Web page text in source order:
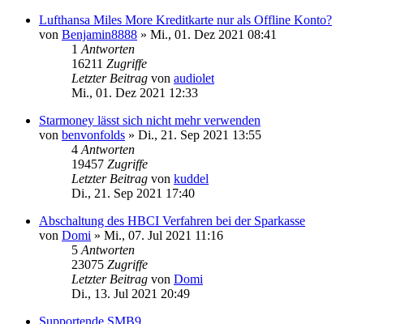
Lufthansa Miles More Kreditkarte nur als Offline Konto?
von Benjamin8888 » Mi., 01. Dez 2021 08:41
1 Antworten
16211 Zugriffe
Letzter Beitrag von audiolet
Mi., 01. Dez 2021 12:33
Starmoney lässt sich nicht mehr verwenden
von benvonfolds » Di., 21. Sep 2021 13:55
4 Antworten
19457 Zugriffe
Letzter Beitrag von kuddel
Di., 21. Sep 2021 17:40
Abschaltung des HBCI Verfahren bei der Sparkasse
von Domi » Mi., 07. Jul 2021 11:16
5 Antworten
23075 Zugriffe
Letzter Beitrag von Domi
Di., 13. Jul 2021 20:49
Supportende SMB9